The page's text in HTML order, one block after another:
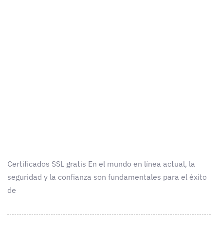
Certificados SSL gratis En el mundo en línea actual, la
seguridad y la confianza son fundamentales para el éxito
de